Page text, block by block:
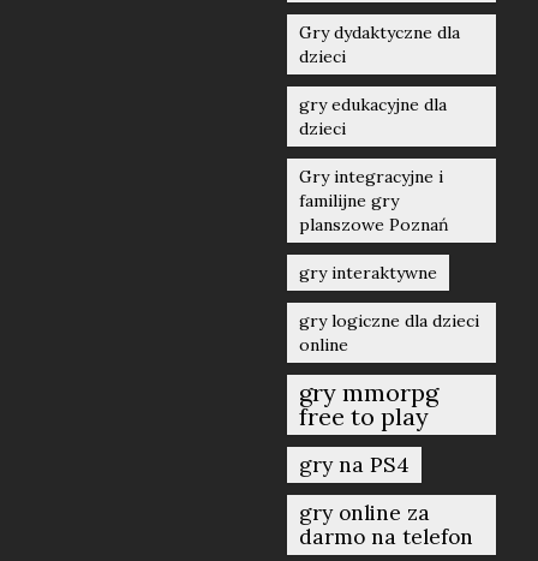
Gry dydaktyczne dla
dzieci
gry edukacyjne dla
dzieci
Gry integracyjne i
familijne gry
planszowe Poznań
gry interaktywne
gry logiczne dla dzieci
online
gry mmorpg
free to play
gry na PS4
gry online za
darmo na telefon